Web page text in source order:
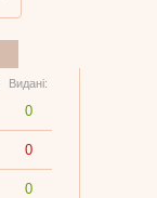
Видані:
0
0
0